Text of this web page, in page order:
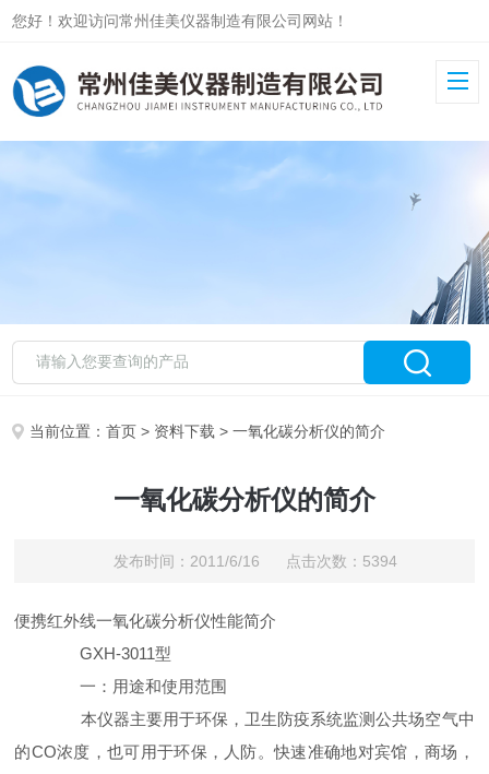
您好！欢迎访问常州佳美仪器制造有限公司网站！
当前位置：首页 > 资料下载 > 一氧化碳分析仪的简介
一氧化碳分析仪的简介
发布时间：2011/6/16 点击次数：5394
便携红外线一氧化碳分析仪性能简介
GXH-3011型
一：用途和使用范围
本仪器主要用于环保，卫生防疫系统监测公共场空气中
的CO浓度，也可用于环保，人防。快速准确地对宾馆，商场，